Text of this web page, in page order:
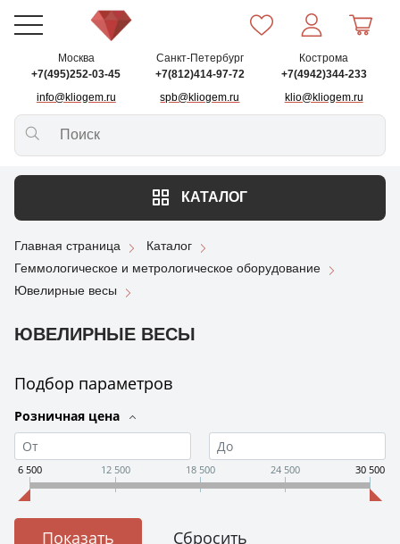
Москва
+7(495)252-03-45
info@kliogem.ru
Санкт-Петербург
+7(812)414-97-72
spb@kliogem.ru
Кострома
+7(4942)344-233
klio@kliogem.ru
КАТАЛОГ
Главная страница
Каталог
Геммологическое и метрологическое оборудование
Ювелирные весы
ЮВЕЛИРНЫЕ ВЕСЫ
Подбор параметров
Розничная цена
6 500 12 500 18 500 24 500 30 500